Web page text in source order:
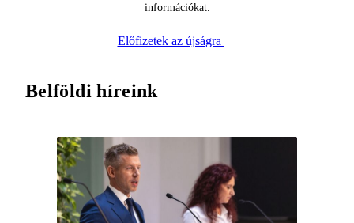
információkat.
Előfizetek az újságra
Belföldi híreink